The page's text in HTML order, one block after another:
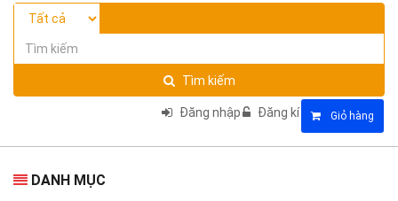
Tìm kiếm
Đăng nhập Đăng kí Giỏ hàng
DANH MỤC